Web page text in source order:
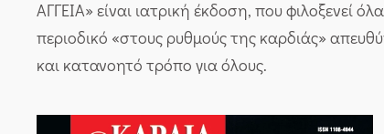
ΑΓΓΕΙΑ» είναι ιατρική έκδοση, που φιλοξενεί
περιοδικό «στους ρυθμούς της καρδιάς»
και κατανοητό τρόπο για όλους.